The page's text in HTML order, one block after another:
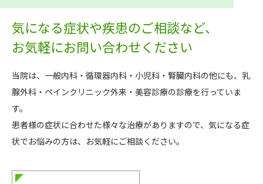
気になる症状や疾患のご相談など、
お気軽にお問い合わせください
当院は、一般内科・循環器内科・小児科・腎臓内科の他にも、乳
腺外科・ペインクリニック外来・美容診療の診療を行っていま
す。
患者様の症状に合わせた様々な治療がありますので、気になる症
状でお悩みの方は、お気軽にご相談ください。